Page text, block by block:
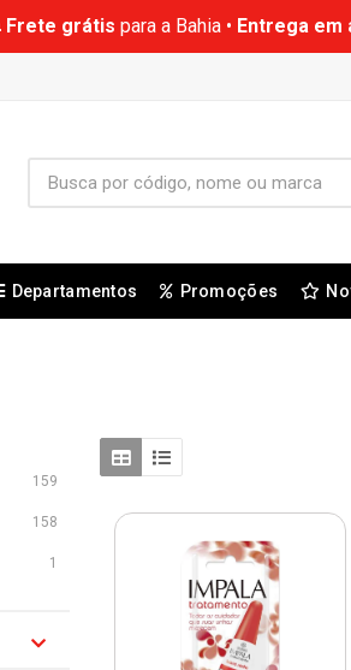
Frete grátis para a Bahia • Entrega em
Departamentos Promoções
159
158
1